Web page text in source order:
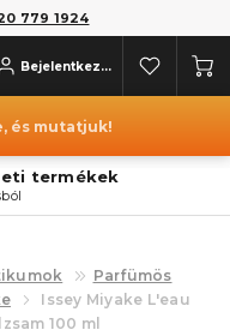
779 1924
Bejelentkezés
és mutatjuk!
termékek
Parfümös
Issey Miyake L'eau
100 ml